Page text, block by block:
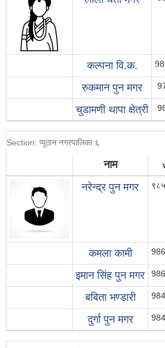
कल्पना वि.क.
रुकमान पुन मगर
चुडामणी थापा क्षेत्री
Section: प्यूठान नगरपालिका ६
नाम
नरेन्द्र पुन मगर
कमला कामी
इमान सिंह पुन मगर
बबिता भण्डारी
दुर्गा पुन मगर